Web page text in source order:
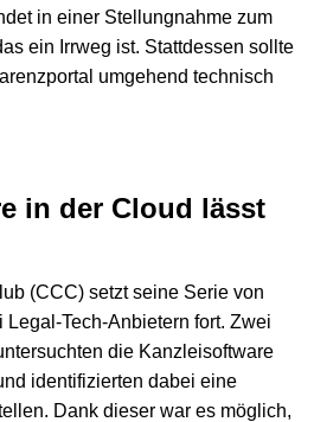
in einer Stellungnahme zum
ein Irrweg ist. Stattdessen sollte
umgehend technisch
in der Cloud lässt
(CCC) setzt seine Serie von
Tech-Anbietern fort. Zwei
die Kanzleisoftware
identifizierten dabei eine
Dank dieser war es möglich,